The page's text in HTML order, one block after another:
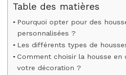
Table des matières
Pourquoi opter pour des
personnalisées ?
Les différents types de
Comment choisir la housse en
votre décoration ?